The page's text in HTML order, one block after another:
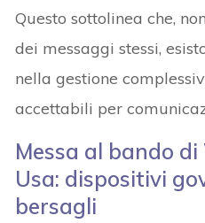
Questo sottolinea che,
dei messaggi stessi,
nella gestione
accettabili per
Messa al bando
Usa: dispositivi
bersagli